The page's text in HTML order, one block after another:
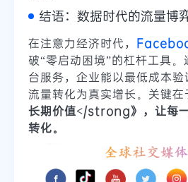
结语：数据时代的流量博
在注意力经济时代，
破“零启动困境”的杠杆工具
台服务，企业能以最低成本
流量转化为真实增长。关键在
长期价值</strong》，让每
转化。